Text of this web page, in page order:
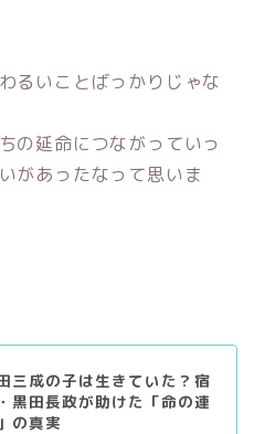
るいことばっかりじゃな
の延命につながっていっ
があったなって思いま
三成の子は生きていた？宿
黒田長政が助けた「命の連
の真実